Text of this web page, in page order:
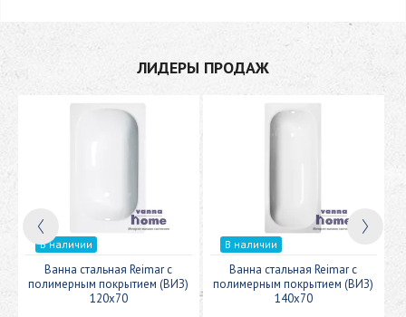
ЛИДЕРЫ ПРОДАЖ
В наличии
Ванна стальная Reimar с
полимерным покрытием (ВИЗ)
120x70
В наличии
Ванна стальная Reimar с
полимерным покрытием (ВИЗ)
140x70